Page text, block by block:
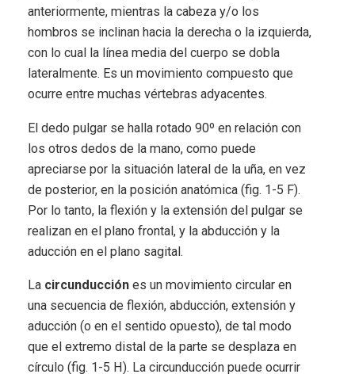
anteriormente, mientras la cabeza y/o los
hombros se inclinan hacia la derecha o la izquierda,
con lo cual la línea media del cuerpo se dobla
lateralmente. Es un movimiento compuesto que
ocurre entre muchas vértebras adyacentes.
El dedo pulgar se halla rotado 90º en relación con
los otros dedos de la mano, como puede
apreciarse por la situación lateral de la uña, en vez
de posterior, en la posición anatómica (fig. 1-5 F).
Por lo tanto, la flexión y la extensión del pulgar se
realizan en el plano frontal, y la abducción y la
aducción en el plano sagital.
La circunducción es un movimiento circular en
una secuencia de flexión, abducción, extensión y
aducción (o en el sentido opuesto), de tal modo
que el extremo distal de la parte se desplaza en
círculo (fig. 1-5 H). La circunducción puede ocurrir